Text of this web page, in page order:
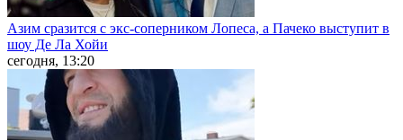
Азим сразится с экс-соперником Лопеса, а Пачеко выступит в
шоу Де Ла Хойи
сегодня, 13:20